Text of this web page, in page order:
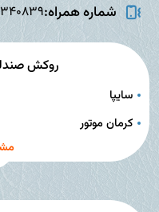
شماره همراه:
روکش
سایپا
کرمان موتور